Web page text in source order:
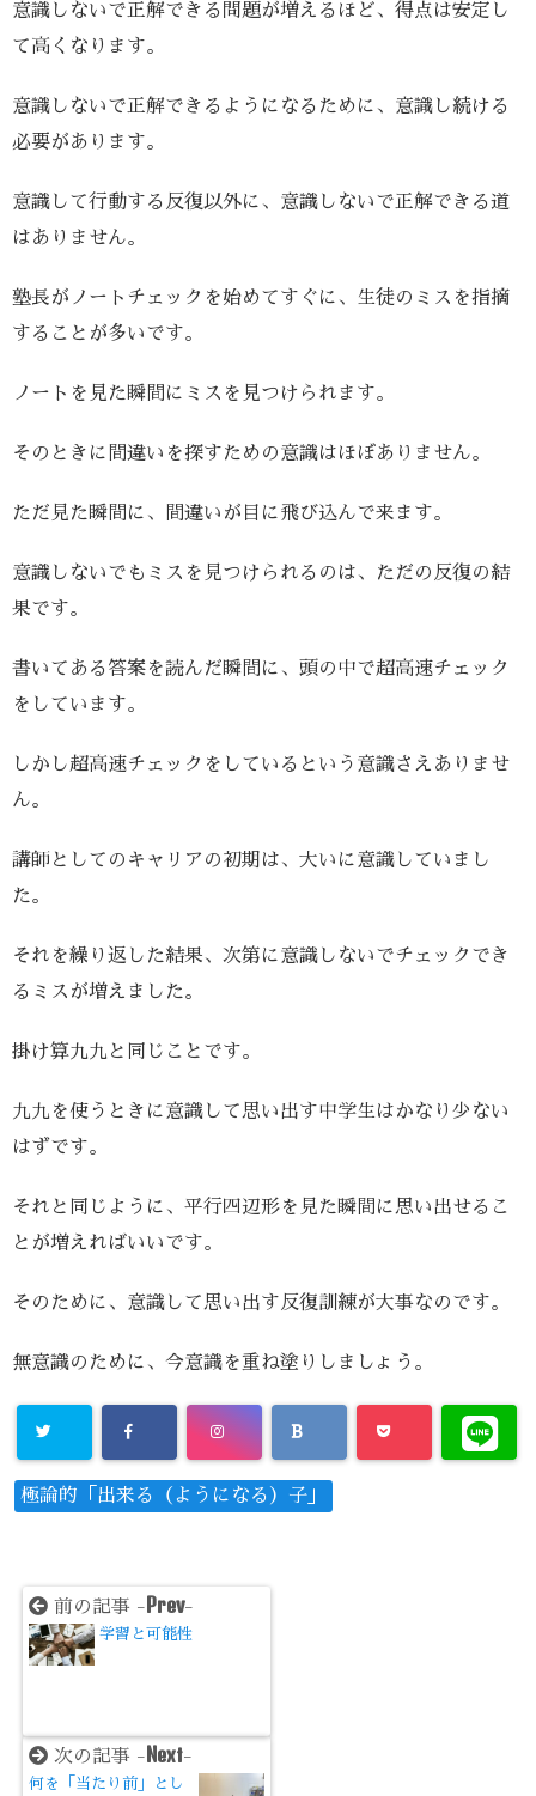
意識しないで正解できる問題が増えるほど、得点は安定し
て高くなります。
意識しないで正解できるようになるために、意識し続ける
必要があります。
意識して行動する反復以外に、意識しないで正解できる道
はありません。
塾長がノートチェックを始めてすぐに、生徒のミスを指摘
することが多いです。
ノートを見た瞬間にミスを見つけられます。
そのときに間違いを探すための意識はほぼありません。
ただ見た瞬間に、間違いが目に飛び込んで来ます。
意識しないでもミスを見つけられるのは、ただの反復の結
果です。
書いてある答案を読んだ瞬間に、頭の中で超高速チェック
をしています。
しかし超高速チェックをしているという意識さえありませ
ん。
講師としてのキャリアの初期は、大いに意識していまし
た。
それを繰り返した結果、次第に意識しないでチェックでき
るミスが増えました。
掛け算九九と同じことです。
九九を使うときに意識して思い出す中学生はかなり少ない
はずです。
それと同じように、平行四辺形を見た瞬間に思い出せるこ
とが増えればいいです。
そのために、意識して思い出す反復訓練が大事なのです。
無意識のために、今意識を重ね塗りしましょう。
極論的「出来る（ようになる）子」
前の記事 - Prev-
学習と可能性
次の記事 - Next-
何を「当たり前」とし